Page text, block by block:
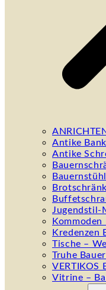
Antike Bank
Antike
Jugendstil-
Kommoden
Kredenzen
Tische –
Truhe
VERTIKOS
Vitrine –